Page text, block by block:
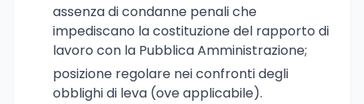
assenza di condanne penali che
impediscano la costituzione del rapporto di
lavoro con la Pubblica Amministrazione;
posizione regolare nei confronti degli
obblighi di leva (ove applicabile).